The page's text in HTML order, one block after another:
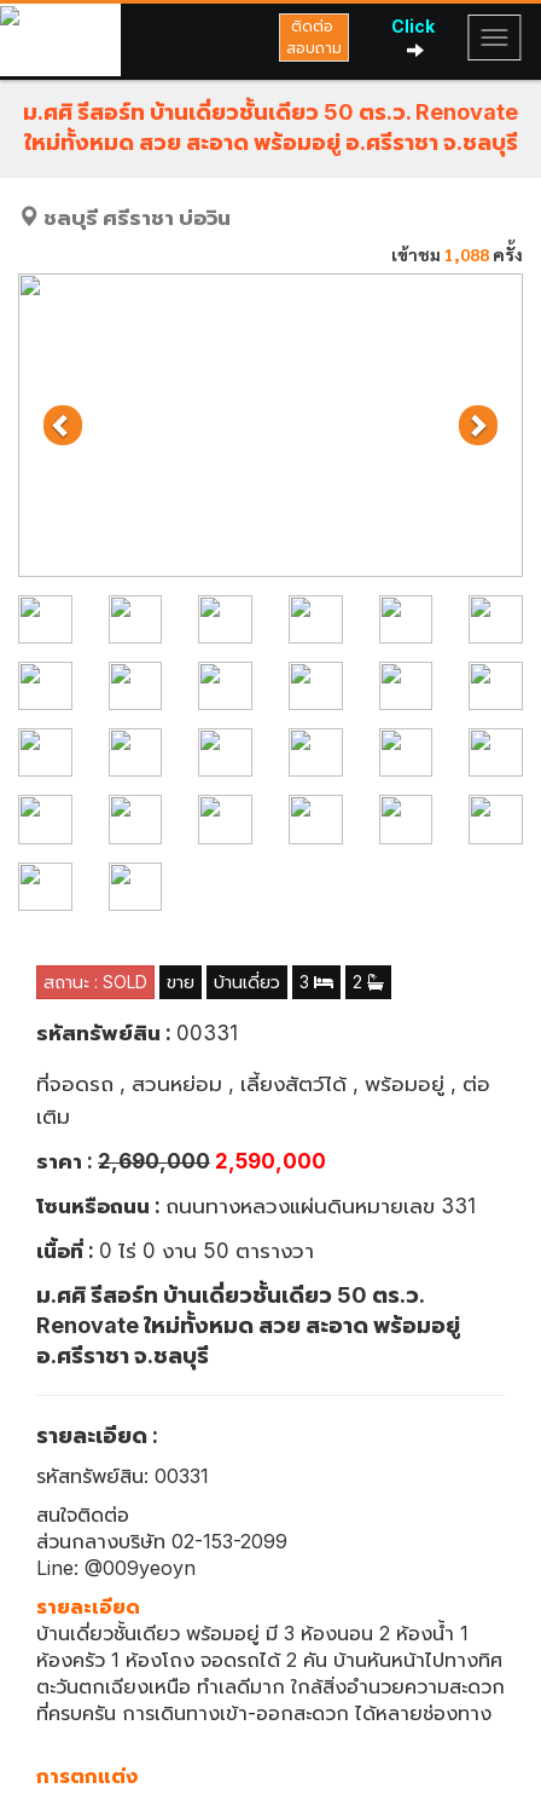
Click
ติดต่อ
สอบถาม
ม.ศศิ รีสอร์ท บ้านเดี่ยวชั้นเดียว 50 ตร.ว. Renovate
ใหม่ทั้งหมด สวย สะอาด พร้อมอยู่ อ.ศรีราชา จ.ชลบุรี
ชลบุรี ศรีราชา บ่อวิน
เข้าชม 1,088 ครั้ง
สถานะ : SOLD ขาย บ้านเดี่ยว 3 2
รหัสทรัพย์สิน : 00331
ที่จอดรถ , สวนหย่อม , เลี้ยงสัตว์ได้ , พร้อมอยู่ , ต่อ
เติม
ราคา : 2,690,000 2,590,000
โซนหรือถนน : ถนนทางหลวงแผ่นดินหมายเลข 331
เนื้อที่ : 0 ไร่ 0 งาน 50 ตารางวา
ม.ศศิ รีสอร์ท บ้านเดี่ยวชั้นเดียว 50 ตร.ว.
Renovate ใหม่ทั้งหมด สวย สะอาด พร้อมอยู่
อ.ศรีราชา จ.ชลบุรี
รายละเอียด :
รหัสทรัพย์สิน: 00331
สนใจติดต่อ
ส่วนกลางบริษัท 02-153-2099
Line: @009yeoyn
รายละเอียด
บ้านเดี่ยวชั้นเดียว พร้อมอยู่ มี 3 ห้องนอน 2 ห้องน้ำ 1
ห้องครัว 1 ห้องโถง จอดรถได้ 2 คัน บ้านหันหน้าไปทางทิศ
ตะวันตกเฉียงเหนือ ทำเลดีมาก ใกล้สิ่งอำนวยความสะดวก
ที่ครบครัน การเดินทางเข้า-ออกสะดวก ได้หลายช่องทาง
การตกแต่ง